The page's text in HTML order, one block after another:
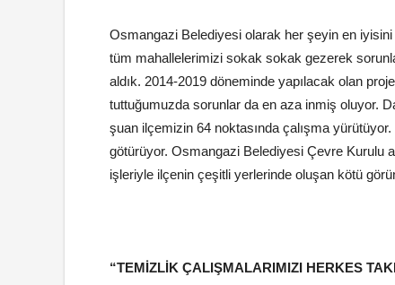
Osmangazi Belediyesi olarak her şeyin en iyisini
tüm mahallelerimizi sokak sokak gezerek
aldık. 2014-2019 döneminde yapılacak olan
tuttuğumuzda sorunlar da en aza inmiş oluyor.
şuan ilçemizin 64 noktasında çalışma
götürüyor. Osmangazi Belediyesi Çevre Kurulu
işleriyle ilçenin çeşitli yerlerinde oluşan kötü
“TEMİZLİK ÇALIŞMALARIMIZI HERKES